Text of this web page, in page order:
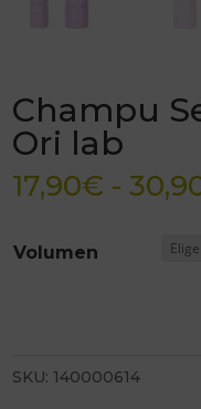
Champu
Ori lab
17,90€ -
Volumen
SKU: 140000614